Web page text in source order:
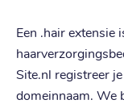
Een .hair extensie
Site.nl registreer
domeinnaam. We